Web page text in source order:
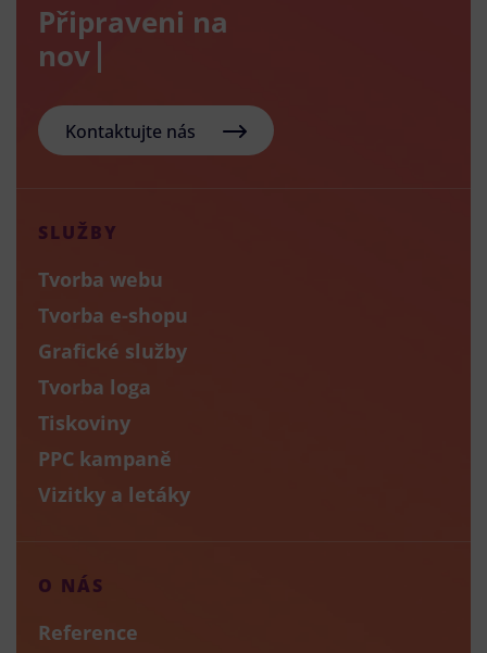
Připraveni na
nový e-sh
Kontaktujte nás
SLUŽBY
Tvorba webu
Tvorba e-shopu
Grafické služby
Tvorba loga
Tiskoviny
PPC kampaně
Vizitky a letáky
O NÁS
Reference